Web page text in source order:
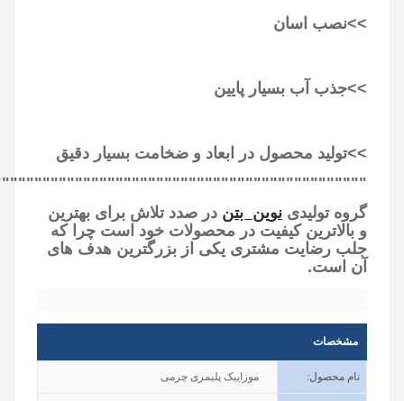
>>نصب اسان
>>جذب آب بسیار پایین
>>تولید محصول در ابعاد و ضخامت بسیار دقیق
گروه تولیدی نوین بتن در صدد تلاش برای بهترین
و بالاترین کیفیت در محصولات خود است چرا که
جلب رضایت مشتری یکی از بزرگترین هدف های
آن است.
مشخصات
نام محصول: موزاییک پلیمری چرمی